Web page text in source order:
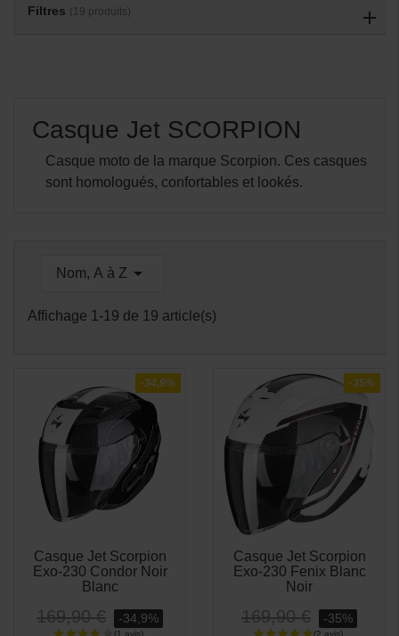
Filtres (19 produits)
Casque Jet SCORPION
Casque moto de la marque Scorpion. Ces casques
sont homologués, confortables et lookés.
Nom, A à Z 
Affichage 1-19 de 19 article(s)
-34,9%
Casque Jet Scorpion
Exo-230 Condor Noir
Blanc
169,90 € -34,9%
-35%
Casque Jet Scorpion
Exo-230 Fenix Blanc
Noir
169,90 € -35%
APERÇU
RAPIDE
APERÇU
RAPIDE